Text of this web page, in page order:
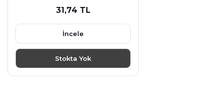
31,74 TL
İncele
Stokta Yok